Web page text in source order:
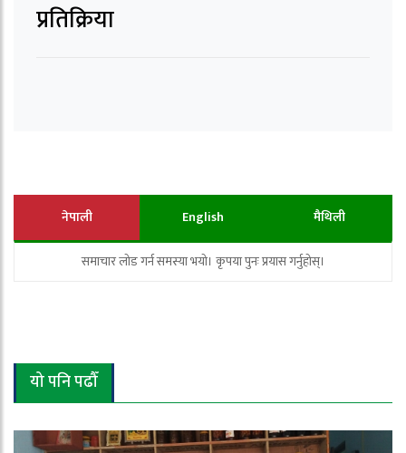
प्रतिक्रिया
नेपाली English मैथिली
समाचार लोड गर्न समस्या भयो। कृपया पुनः प्रयास गर्नुहोस्।
यो पनि पढौँ